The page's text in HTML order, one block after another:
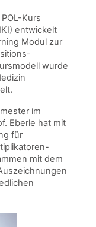
Kurs
entwickelt
Modul zur
wurde
im
Eberle hat mit
für
mit dem